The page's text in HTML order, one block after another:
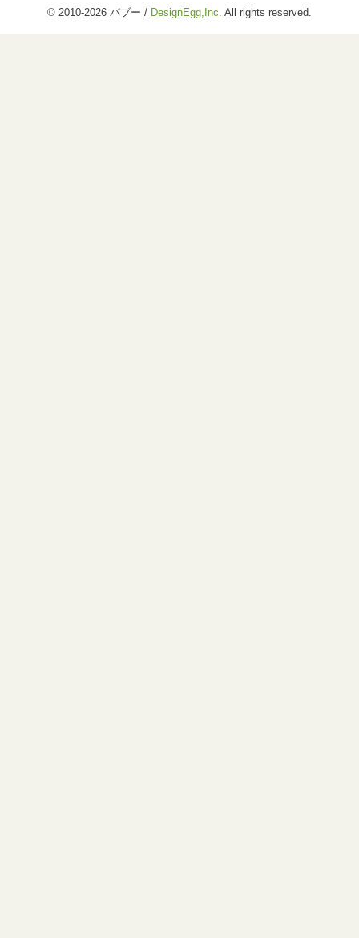
© 2010-2026 パブー / DesignEgg,Inc. All rights reserved.